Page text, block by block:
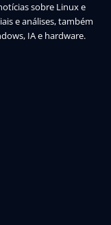
sobre Linux e
e análises, também
IA e hardware.